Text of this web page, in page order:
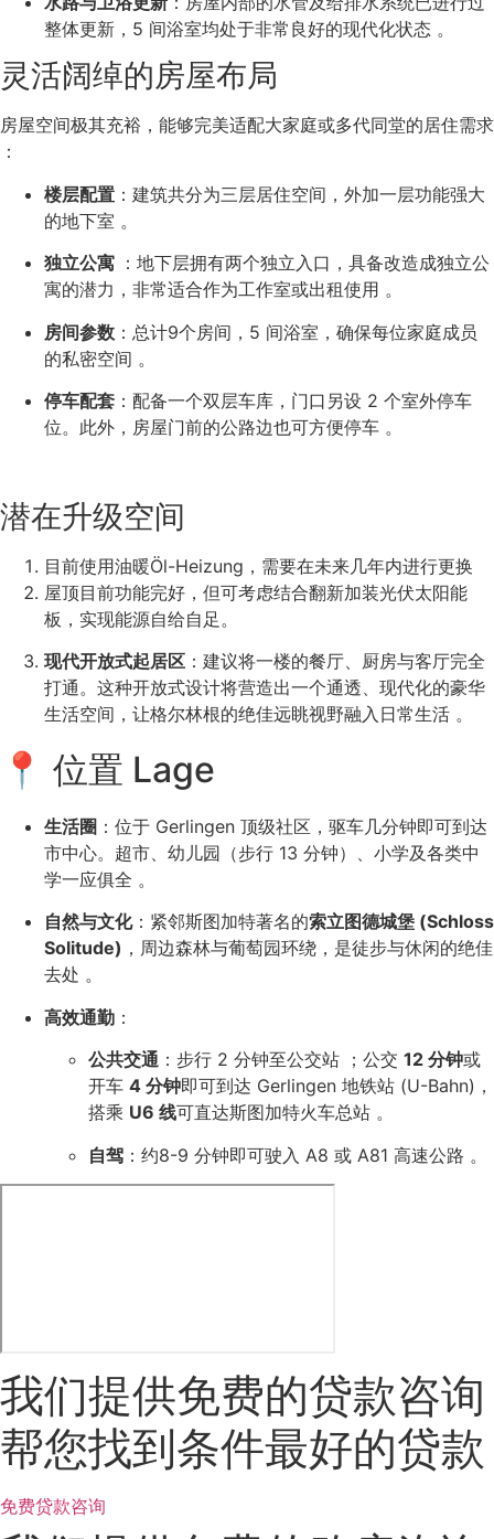
整体更新，5 间浴室均处于非常良好的现代化状态 。
灵活阔绰的房屋布局
房屋空间极其充裕，能够完美适配大家庭或多代同堂的居住需求
：
楼层配置 ：建筑共分为三层居住空间，外加一层功能强大
的地下室 。
独立公寓 ：地下层拥有两个独立入口 ，具备改造成独立公
寓的潜力，非常适合作为工作室或出租使用 。
房间参数 ：总计9个房间 ， 5 间浴室 ，确保每位家庭成员
的私密空间 。
停车配套 ：配备一个双层车库 ，门口另设 2 个室外停车
位。此外，房屋门前的公路边也可方便停车 。
潜在升级空间
目前使用油暖Öl-Heizung，需要在未来几年内进行更换
屋顶目前功能完好，但可考虑结合翻新加装光伏太阳能
板，实现能源自给自足。
现代开放式起居区 ：建议将一楼的餐厅、厨房与客厅完全
打通。这种开放式设计将营造出一个通透、现代化的豪华
生活空间，让格尔林根的绝佳远眺视野融入日常生活 。
📍 位置 Lage
生活圈 ：位于 Gerlingen 顶级社区，驱车几分钟即可到达
市中心。超市、幼儿园（步行 13 分钟）、小学及各类中
学一应俱全 。
自然与文化：紧邻斯图加特著名的索立图德城堡 (Schloss
Solitude) ，周边森林与葡萄园环绕，是徒步与休闲的绝佳
去处 。
高效通勤 ：
公共交通 ：步行 2 分钟至公交站 ；公交 12 分钟或
开车 4 分钟即可到达 Gerlingen 地铁站 (U-Bahn)，
搭乘 U6 线可直达斯图加特火车总站 。
自驾 ：约8-9 分钟即可驶入 A8 或 A81 高速公路 。
我们提供免费的贷款咨询
帮您找到条件最好的贷款
免费贷款咨询